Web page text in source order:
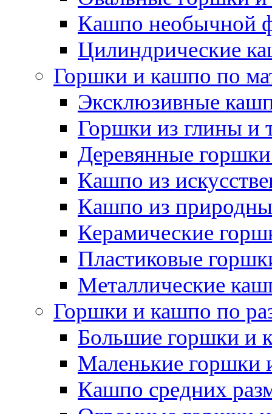
Кашпо необычной
Цилиндрические
Горшки и кашпо по
Эксклюзивные
Горшки из глины и
Деревянные
Кашпо из
Кашпо из
Керамические
Пластиковые
Металлические
Горшки и кашпо по
Большие горшки и
Маленькие горшки
Кашпо средних